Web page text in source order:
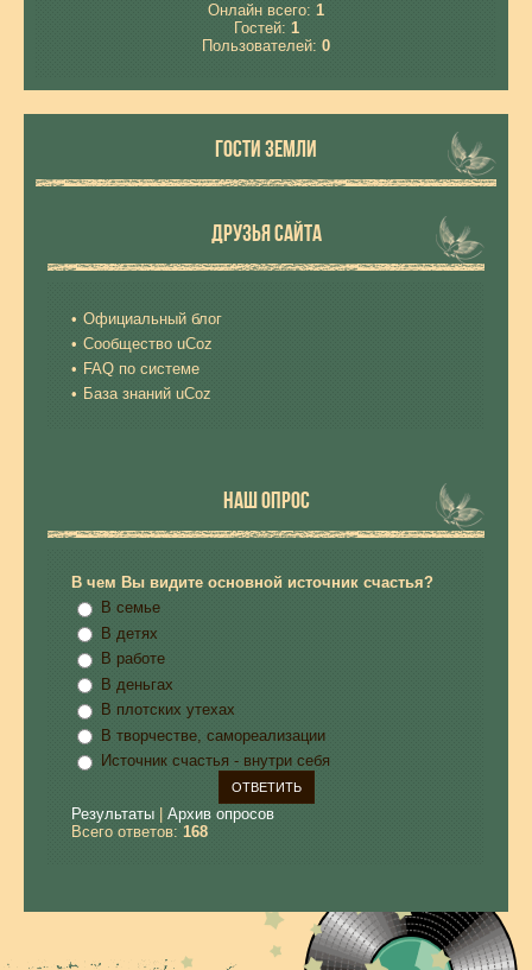
Онлайн всего: 1
Гостей: 1
Пользователей: 0
ГОСТИ ЗЕМЛИ
ДРУЗЬЯ САЙТА
Официальный блог
Сообщество uCoz
FAQ по системе
База знаний uCoz
НАШ ОПРОС
В чем Вы видите основной источник счастья?
В семье
В детях
В работе
В деньгах
В плотских утехах
В творчестве, самореализации
Источник счастья - внутри себя
Результаты
Архив опросов
Всего ответов: 168